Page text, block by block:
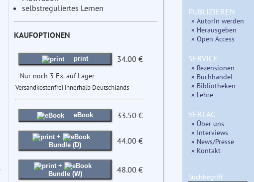
selbstreguliertes Lernen
KAUFOPTIONEN
print 34.00 €
Nur noch 3 Ex. auf Lager
Versandkostenfrei innerhalb Deutschlands
eBook 33.50 €
+
Bundle (D)
44.00 €
+
Bundle (W)
48.00 €
PUBLIZIEREN
» AutorIn werden
» Herausgeben
» Open Access
SERVICE
» Rezensionen
» Buchhandel
» Bibliotheken
» Lehre
VERLAG
» Über uns
» Interviews
» News/Presse
» Kontakt
Suchbegriff